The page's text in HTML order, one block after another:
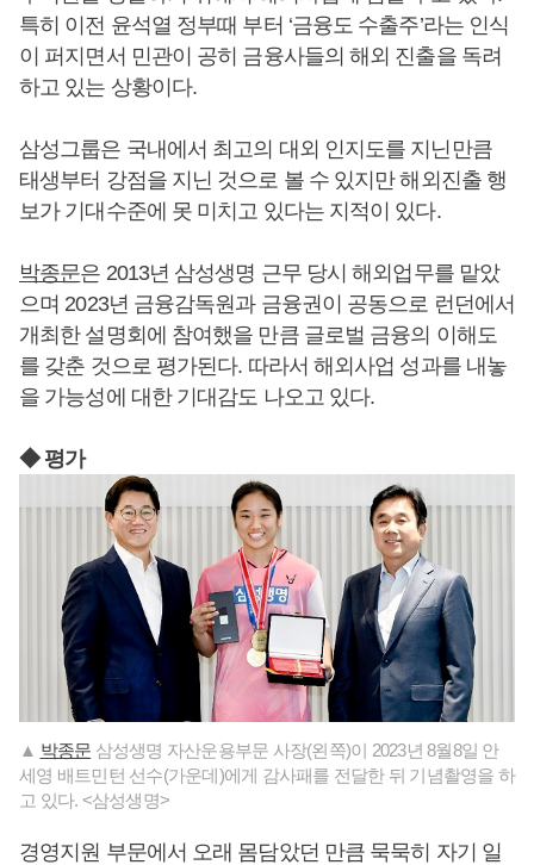
특히 이전 윤석열 정부때 부터 ‘금융도 수출주’라는 인식
이 퍼지면서 민관이 공히 금융사들의 해외 진출을 독려
하고 있는 상황이다.
삼성그룹은 국내에서 최고의 대외 인지도를 지닌만큼
태생부터 강점을 지닌 것으로 볼 수 있지만 해외진출 행
보가 기대수준에 못 미치고 있다는 지적이 있다.
박종문은 2013년 삼성생명 근무 당시 해외업무를 맡았
으며 2023년 금융감독원과 금융권이 공동으로 런던에서
개최한 설명회에 참여했을 만큼 글로벌 금융의 이해도
를 갖춘 것으로 평가된다. 따라서 해외사업 성과를 내놓
을 가능성에 대한 기대감도 나오고 있다.
◆ 평가
▲ 박종문 삼성생명 자산운용부문 사장(왼쪽)이 2023년 8월8일 안
세영 배트민턴 선수(가운데)에게 감사패를 전달한 뒤 기념촬영을 하
고 있다. <삼성생명>
경영지원 부문에서 오래 몸담았던 만큼 묵묵히 자기 일